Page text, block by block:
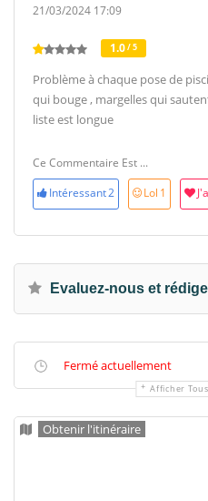
21/03/2024 17:09
1.0/ 5
Problème à chaque pose de
qui bouge , margelles qui
liste est longue
Ce Commentaire Est ...
Intéressant2 Lol 1
Evaluez-nous et
Fermé actuellement
Afficher
Obtenir l'itinéraire